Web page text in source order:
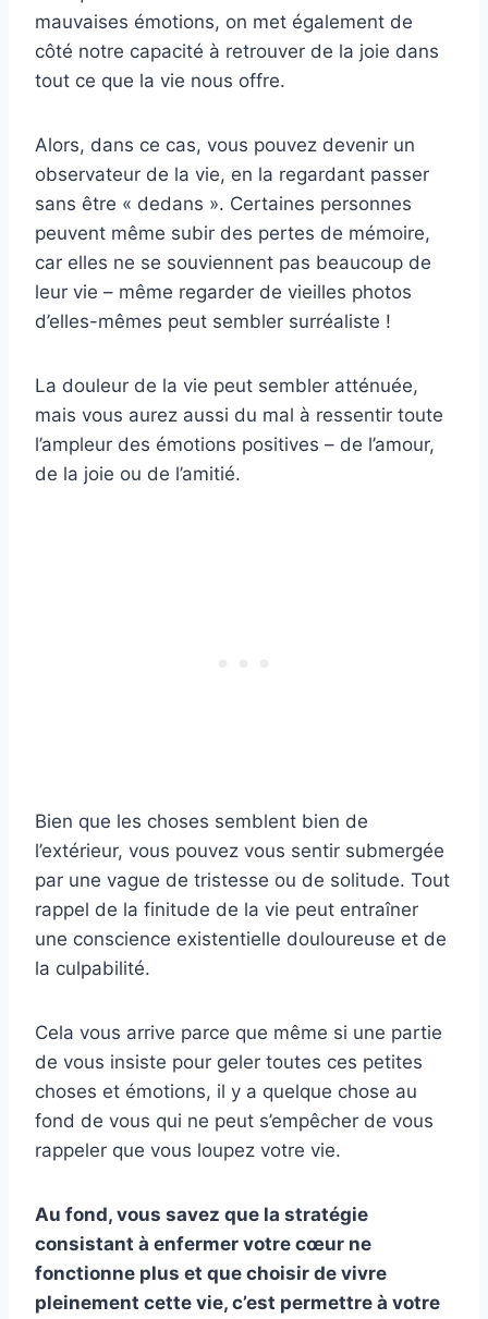
mauvaises émotions, on met également de
côté notre capacité à retrouver de la joie dans
tout ce que la vie nous offre.
Alors, dans ce cas, vous pouvez devenir un
observateur de la vie, en la regardant passer
sans être « dedans ». Certaines personnes
peuvent même subir des pertes de mémoire,
car elles ne se souviennent pas beaucoup de
leur vie – même regarder de vieilles photos
d’elles-mêmes peut sembler surréaliste !
La douleur de la vie peut sembler atténuée,
mais vous aurez aussi du mal à ressentir toute
l’ampleur des émotions positives – de l’amour,
de la joie ou de l’amitié.
Bien que les choses semblent bien de
l’extérieur, vous pouvez vous sentir submergée
par une vague de tristesse ou de solitude. Tout
rappel de la finitude de la vie peut entraîner
une conscience existentielle douloureuse et de
la culpabilité.
Cela vous arrive parce que même si une partie
de vous insiste pour geler toutes ces petites
choses et émotions, il y a quelque chose au
fond de vous qui ne peut s’empêcher de vous
rappeler que vous loupez votre vie.
Au fond, vous savez que la stratégie
consistant à enfermer votre cœur ne
fonctionne plus et que choisir de vivre
pleinement cette vie, c’est permettre à votre